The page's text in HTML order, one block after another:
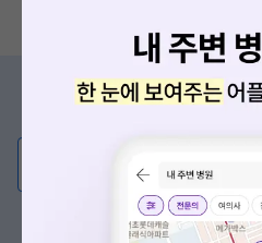
증상/치료, 궁금
💬 무엇이든 물어보세요
혹은, 의료상담 서비스에